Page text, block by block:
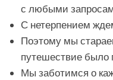
с любыми
С нетерпением
Поэтому мы
путешествие
Мы заботимся о